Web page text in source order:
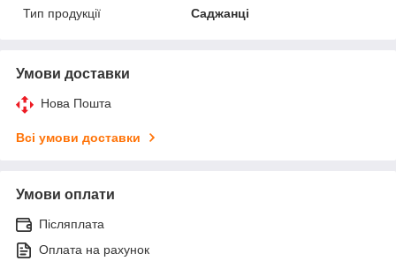
Тип продукції
Саджанці
Умови доставки
Нова Пошта
Всі умови доставки
Умови оплати
Післяплата
Оплата на рахунок